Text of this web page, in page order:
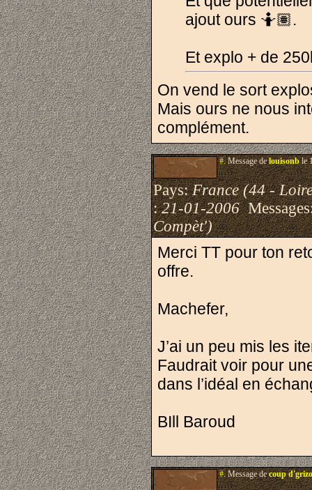
ajout ours 🤷🏽.
Et explo + de
On vend le sort
Mais ours ne nous
complément.
#.Message delouisonble
Pays:France (44 -
:21-01-2006
Compèt')
Merci TT pour ton
offre.
Machefer,
J’ai un peu mis les
Faudrait voir pour
dans l’idéal en
BIll Baroud
#.Message decoup